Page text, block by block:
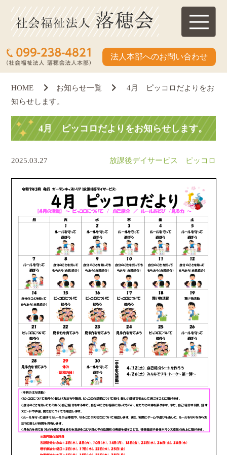
法人本部へのお問い合わせ
HOME お知らせ一覧
4月 ピッコロだよりをお
知らせします。
4月 ピッコロだよりをお知らせします。
放課後デイサービス ピッコロ
2025.03.27